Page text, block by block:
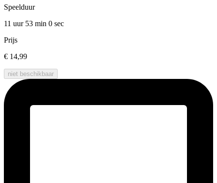
Speelduur
11 uur 53 min 0 sec
Prijs
€ 14,99
niet beschikbaar